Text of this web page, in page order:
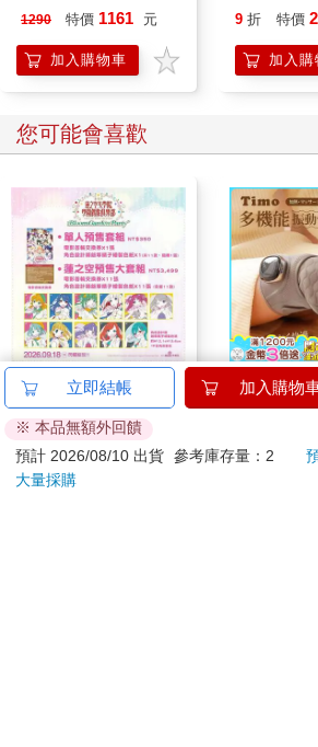
把她想說的話說完。
「妳得回答問題，梅瑞特，否則一旦
「我不知道妳想聽到什麼樣答案，跟政
帶著些微咳嗽的聲音變得更冷淡了。
瑞特。現在準備接受懲罰吧！這項懲罰不
「老天，我不敢相信這一切。」梅瑞特
她聽見閘門從熟悉的嘶嘶聲變成微弱的
覺到外頭湧進一股微熱的空氣，帶有穀物
難道這就是懲罰？
「我們將提高妳這房間兩大氣壓力，一
得精明？我們不清楚人體器官可以承受多
起找出答案。」
無線充支架行動電源
1290 特價 1161 元
加入購物車
9 折 特價
加入購
您可能會喜歡
劇場版 Love Live！蓮
之空女學院學園偶像俱
樂部 Bloom Garden
Party單人套票
特價 350 元
加入購物車
【Timo】
恆溫關節按
加熱護膝
立即結帳 加入購物
※ 本品無額外回饋
預計 2026/08/10 出貨 參考庫存量：2
大量採購